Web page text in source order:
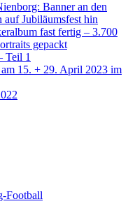
Banner an den
auf Jubiläumsfest hin
fast fertig – 3.700
gepackt
Teil 1
15. + 29. April 2023 im
Football